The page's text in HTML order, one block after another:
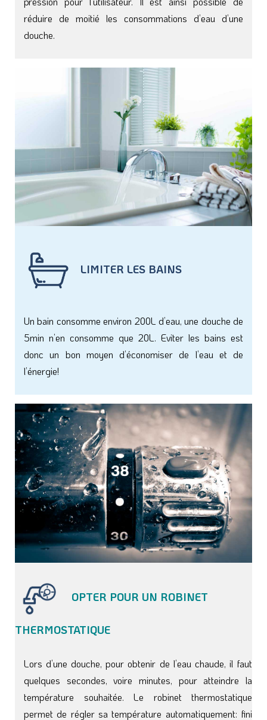
réduire de moitié les consommations d’eau d’une
douche.
LIMITER LES BAINS
Un bain consomme environ 200L d’eau, une douche de
5min n’en consomme que 20L. Eviter les bains est
donc un bon moyen d’économiser de l’eau et de
l’énergie!
OPTER POUR UN ROBINET
THERMOSTATIQUE
Lors d’une douche, pour obtenir de l’eau chaude, il faut
quelques secondes, voire minutes, pour atteindre la
température souhaitée. Le robinet thermostatique
permet de régler sa température automatiquement: fini